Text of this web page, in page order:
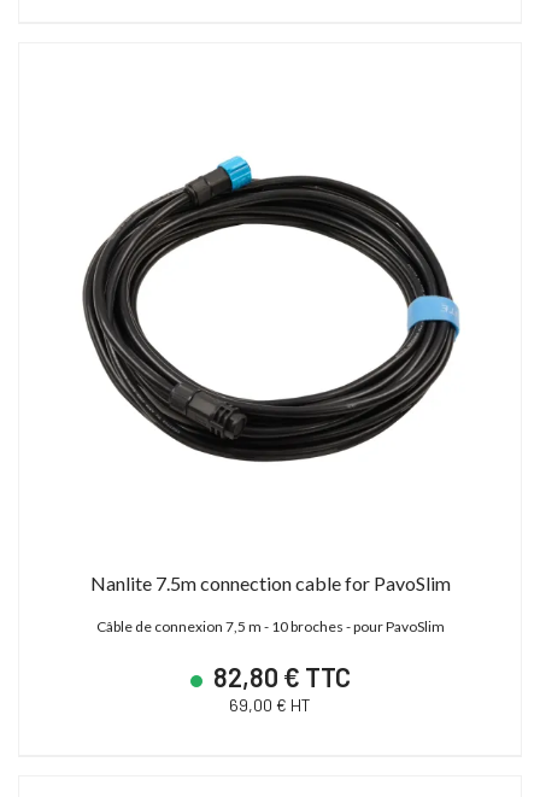
Nanlite 7.5m connection cable for PavoSlim
Câble de connexion 7,5 m - 10 broches - pour PavoSlim
82,80 € TTC
69,00 € HT